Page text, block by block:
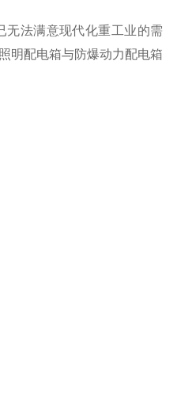
无法满意现代化重工业的需
明配电箱与防爆动力配电箱